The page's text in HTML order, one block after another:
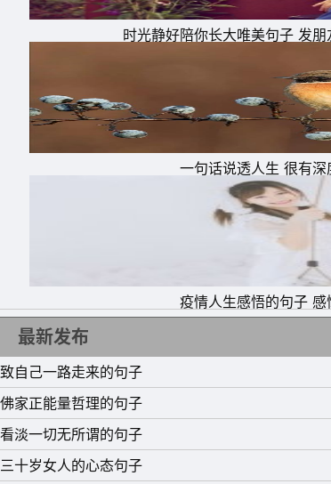
11、一个人，不怕将来后悔做过什
了抚平自己心中的那份不甘，实现
12、努力本来是件非常美好的事情
那些未曾到来的、正在日益清晰的、
不加炫耀却能格外耀眼的光环。
13、没有行动，懒惰就会生根发芽!
困难的事!所以，为了很好的站着，
14.人，其实不需要太多的东西，只
15.人生的路上，不一定处处都能如
这种得失的斑驳。有拥有，就有失去
时光静好陪你长大唯美句子 发
一句话说透人生 很有深
疫情人生感悟的句子
最新发布
致自己一路走来的句子
佛家正能量哲理的句子
看淡一切无所谓的句子
三十岁女人的心态句子